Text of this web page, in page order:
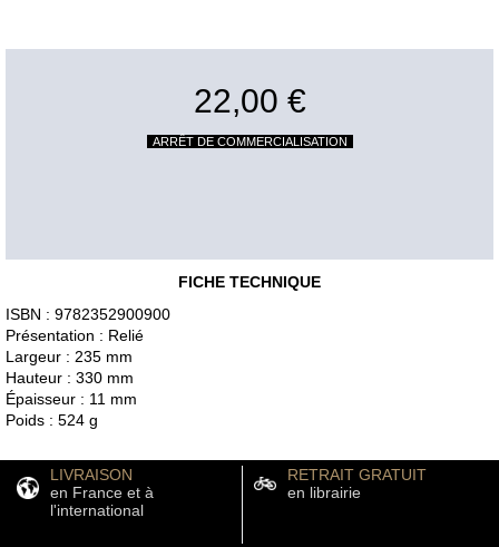
22,00 €
ARRÊT DE COMMERCIALISATION
FICHE TECHNIQUE
ISBN : 9782352900900
Présentation : Relié
Largeur : 235 mm
Hauteur : 330 mm
Épaisseur : 11 mm
Poids : 524 g
LIVRAISON
en France et à
l'international
RETRAIT GRATUIT
en librairie